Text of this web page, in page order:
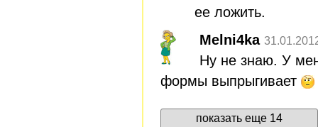
ее ложить.
Melni4ka
Ну не знаю. У
формы выпрыгивает
показать еще 14